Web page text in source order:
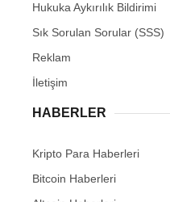
Hukuka Aykırılık Bildirimi
Sık Sorulan Sorular (SSS)
Reklam
İletişim
HABERLER
Kripto Para Haberleri
Bitcoin Haberleri